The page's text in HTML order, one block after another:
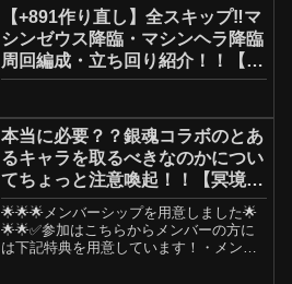
成】オメガモン石田ヤマトキャラ名/アシ
スト名オメガモン/ピッコ...
【+891作り直し】全スキップ‼️マ
シンゼウス降臨・マシンヘラ降臨
周回編成・立ち回り紹介！！【パ
ズル&ドラゴンズ/#パズドラ】
本当に必要？？銀魂コラボのとあ
るキャラを取るべきなのかについ
てちょっと注意喚起！！【冥境チ
ャレンジ】【パズドラ実況】＃パ
ズドラ ＃銀魂
🌟🌟🌟メンバーシップを用意しました🌟
🌟🌟✅参加はこちらからメンバーの方に
は下記特典を用意しています！・メンバ